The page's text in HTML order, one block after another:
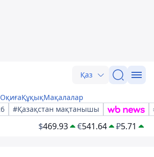
Қаз
ОқиғаҚұқықМақалалар
#Қазақстан мақтанышы
$469.93 €541.64 ₽5.71